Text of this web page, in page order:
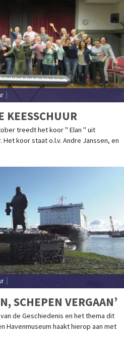
KEESSCHUUR
treedt het koor " Elan " uit
koor staat o.l.v. Andre Janssen, en
SCHEPEN VERGAAN’
de Geschiedenis en het thema dit
Havenmuseum haakt hierop aan met